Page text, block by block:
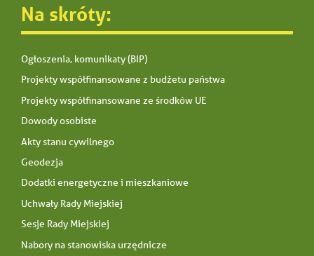
Na skróty:
Ogłoszenia, komunikaty (BIP)
Projekty współfinansowane z budżetu państwa
Projekty współfinansowane ze środków UE
Dowody osobiste
Akty stanu cywilnego
Geodezja
Dodatki energetyczne i mieszkaniowe
Uchwały Rady Miejskiej
Sesje Rady Miejskiej
Nabory na stanowiska urzędnicze